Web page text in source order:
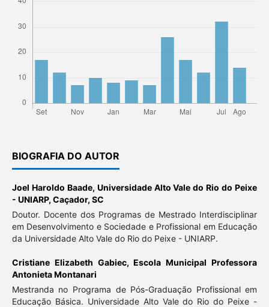
BIOGRAFIA DO AUTOR
Joel Haroldo Baade, Universidade Alto Vale do Rio do Peixe
- UNIARP, Caçador, SC
Doutor. Docente dos Programas de Mestrado Interdisciplinar
em Desenvolvimento e Sociedade e Profissional em Educação
da Universidade Alto Vale do Rio do Peixe - UNIARP.
Cristiane Elizabeth Gabiec,Escola Municipal Professora
Antonieta Montanari
Mestranda no Programa de Pós-Graduação Profissional em
Educação Básica. Universidade Alto Vale do Rio do Peixe -